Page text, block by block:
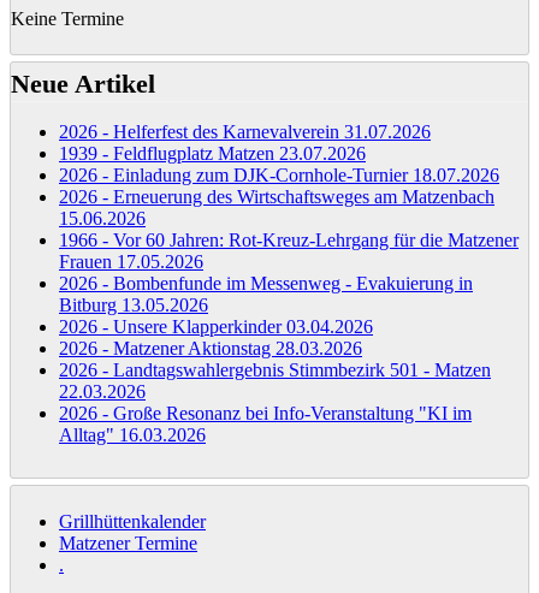
Keine Termine
Neue Artikel
2026 - Helferfest des Karnevalverein 31.07.2026
1939 - Feldflugplatz Matzen 23.07.2026
2026 - Einladung zum DJK-Cornhole-Turnier 18.07.2026
2026 - Erneuerung des Wirtschaftsweges am Matzenbach
15.06.2026
1966 - Vor 60 Jahren: Rot-Kreuz-Lehrgang für die Matzener
Frauen 17.05.2026
2026 - Bombenfunde im Messenweg - Evakuierung in
Bitburg 13.05.2026
2026 - Unsere Klapperkinder03.04.2026
2026 - Matzener Aktionstag 28.03.2026
2026 - Landtagswahlergebnis Stimmbezirk 501 - Matzen
22.03.2026
2026 - Große Resonanz bei Info-Veranstaltung "KI im
Alltag" 16.03.2026
Grillhüttenkalender
Matzener Termine
.